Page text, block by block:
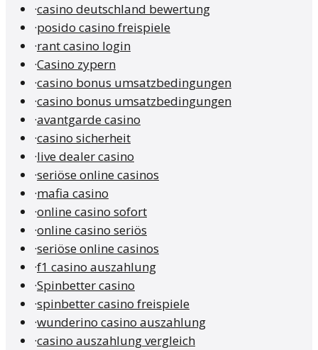
·casino deutschland bewertung
·posido casino freispiele
·rant casino login
·Casino zypern
·casino bonus umsatzbedingungen
·casino bonus umsatzbedingungen
·avantgarde casino
·casino sicherheit
·live dealer casino
·seriöse online casinos
·mafia casino
·online casino sofort
·online casino seriös
·seriöse online casinos
·f1 casino auszahlung
·Spinbetter casino
·spinbetter casino freispiele
·wunderino casino auszahlung
·casino auszahlung vergleich